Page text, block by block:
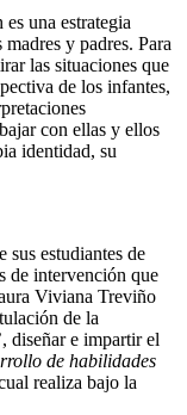
una estrategia
y padres. Para
las situaciones que
de los infantes,
con ellas y ellos
identidad, su
sus estudiantes de
de intervención que
Viviana Treviño
de la
diseñar e impartir el
de habilidades
realiza bajo la